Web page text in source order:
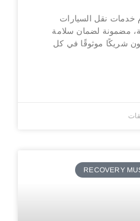
نقل السيارات
مضمونة لضمان سلامة
شريكًا موثوقًا في كل
RECOVERY